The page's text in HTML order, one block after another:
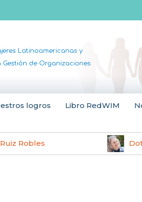
Latinoamericanas y
Gestión de Organizaciones
logros Libro RedWIM
Robles